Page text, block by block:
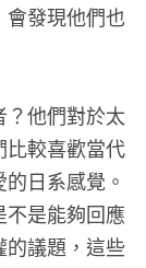
發現他們也
他們對於太
比較喜歡當代
日系感覺。
不是能夠回應
的議題，這些